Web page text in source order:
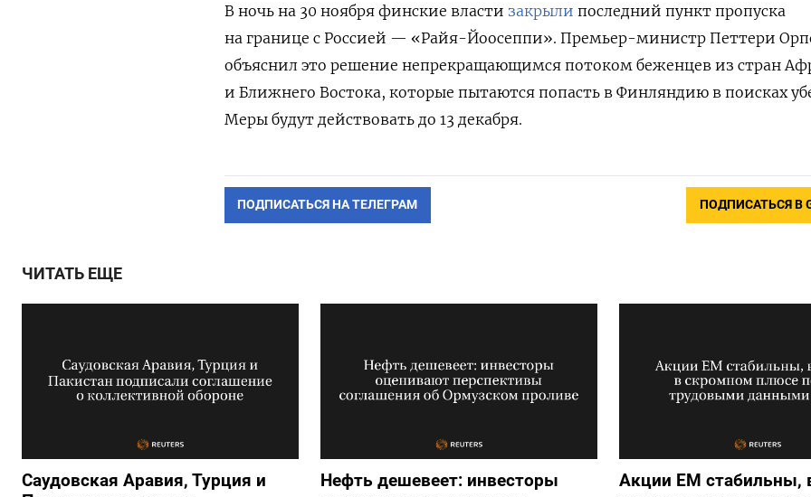
В ночь на 30 ноября финские власти закрыли последний пункт пропуска
на границе с Россией — «Райя-Йоосеппи». Премьер-министр Петтери
объяснил это решение непрекращающимся потоком беженцев из стран
и Ближнего Востока, которые пытаются попасть в Финляндию в поисках
Меры будут действовать до 13 декабря.
ПОДПИСАТЬСЯ НА ТЕЛЕГРАМ ПОДПИСАТЬСЯ В
ЧИТАТЬ ЕЩЕ
Саудовская Аравия, Турция и
Нефть дешевеет: инвесторы
Акции ЕМ стабильны,